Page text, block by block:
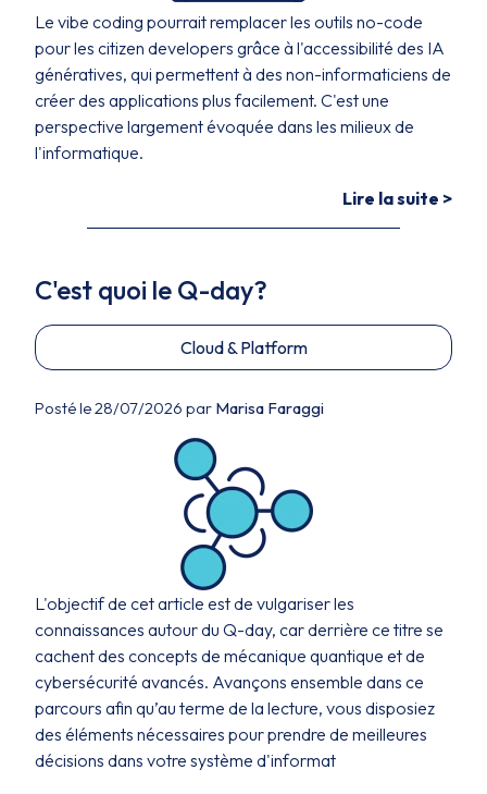
Le vibe coding pourrait remplacer les outils no-code
pour les citizen developers grâce à l'accessibilité des IA
génératives, qui permettent à des non-informaticiens de
créer des applications plus facilement. C'est une
perspective largement évoquée dans les milieux de
l'informatique.
Lire la suite >
C'est quoi le Q-day?
Cloud & Platform
Posté le 28/07/2026 par Marisa Faraggi
L'objectif de cet article est de vulgariser les
connaissances autour du Q-day, car derrière ce titre se
cachent des concepts de mécanique quantique et de
cybersécurité avancés. Avançons ensemble dans ce
parcours afin qu’au terme de la lecture, vous disposiez
des éléments nécessaires pour prendre de meilleures
décisions dans votre système d'informat